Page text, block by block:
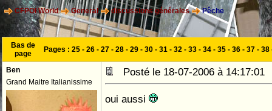
CFPOI World General discussions générales Pêche
Bas de
page
Pages : 25 - 26 - 27 - 28 - 29 - 30 - 31 - 32 - 33 - 34 - 35 - 36 - 37 - 38
Ben
Grand Maitre Italianissime
Posté le 18-07-2006 à
oui aussi